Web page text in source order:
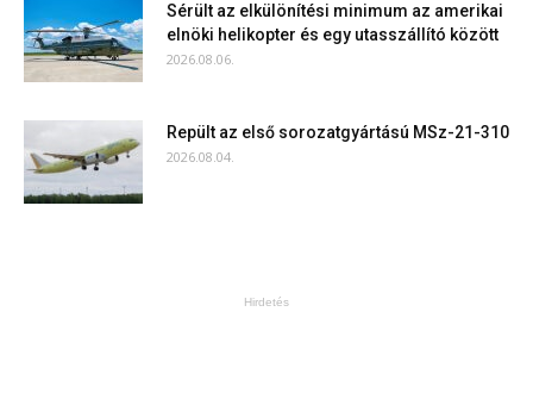
Sérült az elkülönítési minimum az amerikai
elnöki helikopter és egy utasszállító között
2026.08.06.
Repült az első sorozatgyártású MSz-21-310
2026.08.04.
Hirdetés